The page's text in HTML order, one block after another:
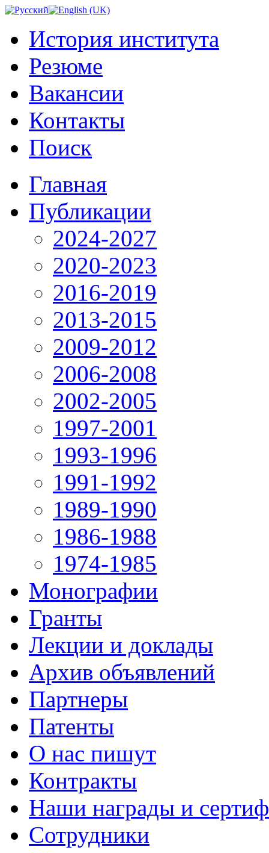
История института
Резюме
Вакансии
Контакты
Поиск
Главная
Публикации
2024-2027
2020-2023
2016-2019
2013-2015
2009-2012
2006-2008
2002-2005
1997-2001
1993-1996
1991-1992
1989-1990
1986-1988
1974-1985
Монографии
Гранты
Лекции и доклады
Архив объявлений
Партнеры
Патенты
О нас пишут
Контракты
Наши награды и
Сотрудники